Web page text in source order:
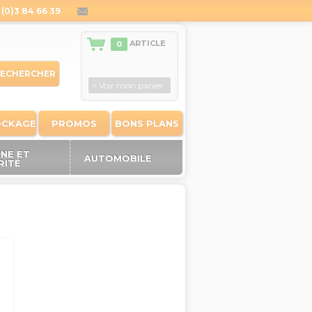
84 66 39
PROMOS BONS PLANS
0 ARTICLE
> Voir mon panier
ET
AUTOMOBILE